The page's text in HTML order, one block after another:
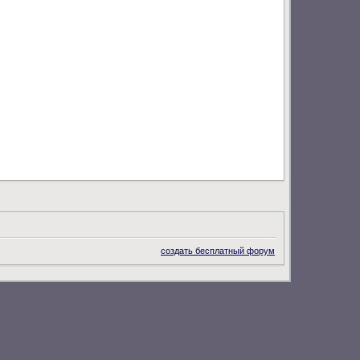
создать бесплатный форум